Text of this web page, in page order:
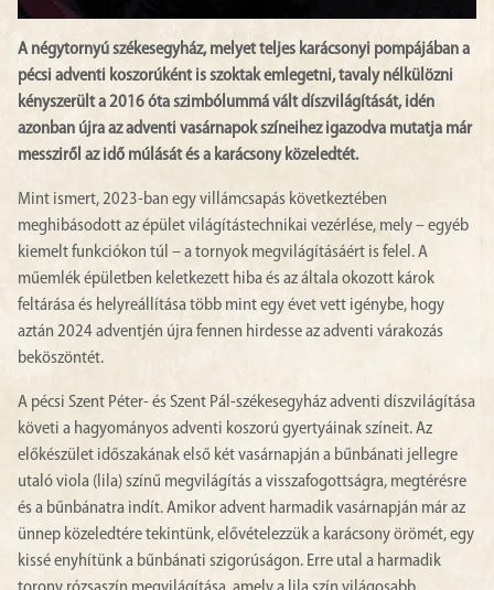
A négytornyú székesegyház, melyet teljes karácsonyi pompájában a
pécsi adventi koszorúként is szoktak emlegetni, tavaly nélkülözni
kényszerült a 2016 óta szimbólummá vált díszvilágítását, idén
azonban újra az adventi vasárnapok színeihez igazodva mutatja már
messziről az idő múlását és a karácsony közeledtét.
Mint ismert, 2023-ban egy villámcsapás következtében
meghibásodott az épület világítástechnikai vezérlése, mely – egyéb
kiemelt funkciókon túl – a tornyok megvilágításáért is felel. A
műemlék épületben keletkezett hiba és az általa okozott károk
feltárása és helyreállítása több mint egy évet vett igénybe, hogy
aztán 2024 adventjén újra fennen hirdesse az adventi várakozás
beköszöntét.
A pécsi Szent Péter- és Szent Pál-székesegyház adventi díszvilágítása
követi a hagyományos adventi koszorú gyertyáinak színeit. Az
előkészület időszakának első két vasárnapján a bűnbánati jellegre
utaló viola (lila) színű megvilágítás a visszafogottságra, megtérésre
és a bűnbánatra indít. Amikor advent harmadik vasárnapján már az
ünnep közeledtére tekintünk, elővételezzük a karácsony örömét, egy
kissé enyhítünk a bűnbánati szigorúságon. Erre utal a harmadik